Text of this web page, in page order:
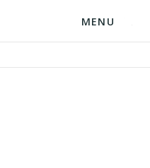
MENU